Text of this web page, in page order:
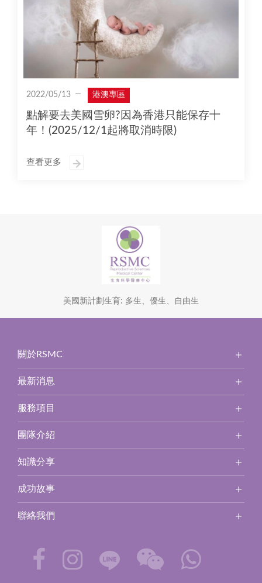
2022/05/13 港澳專區
點解要去美國雪卵?因為香港只能保存十
年！(2025/12/1起將取消時限)
查看更多
美國新計劃生育: 多生、優生、自由生
關於RSMC
最新消息
服務項目
團隊介紹
知識分享
成功故事
聯絡我們